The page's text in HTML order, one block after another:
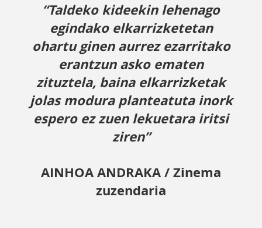
“Taldeko kideekin lehenago
egindako elkarrizketetan
ohartu ginen aurrez ezarritako
erantzun asko ematen
zituztela, baina elkarrizketak
jolas modura planteatuta inork
espero ez zuen lekuetara iritsi
ziren”
AINHOA ANDRAKA/ Zinema
zuzendaria